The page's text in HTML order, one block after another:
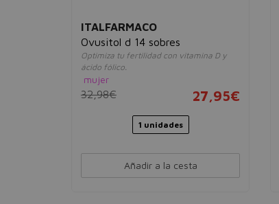
ITALFARMACO
Ovusitol d 14 sobres
Optimiza tu fertilidad con vitamina D y
ácido fólico.
mujer
32,98€ 27,95€
1 unidades
Añadir a la cesta